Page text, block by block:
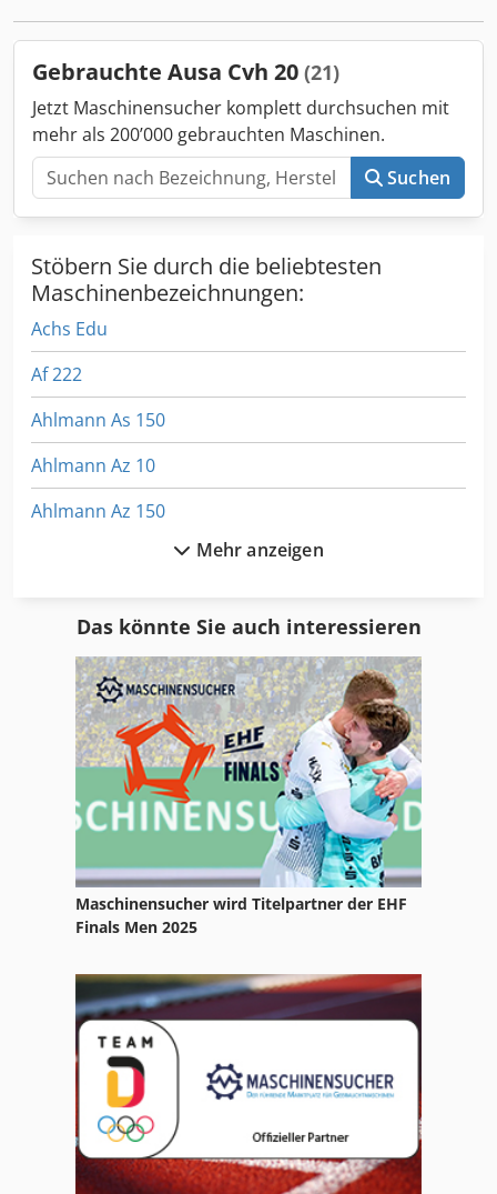
Gebrauchte Ausa Cvh 20 (21)
Jetzt Maschinensucher komplett durchsuchen mit
mehr als 200’000 gebrauchten Maschinen.
Suchen
Stöbern Sie durch die beliebtesten
Maschinenbezeichnungen:
Achs Edu
Af 222
Ahlmann As 150
Ahlmann Az 10
Ahlmann Az 150
Ausa 120 Dh
Ausa 150
Ausa 150 Ahg
Ausa 150 Dg
Ausa 150 Dh
Ausa 200 Rm
Ausa C 11 M
Ausa D 150 Ahg
Ausa Geländestapler
Ausa T 204 H
Mehr anzeigen
Das könnte Sie auch interessieren
Maschinensucher wird Titelpartner der EHF
Finals Men 2025